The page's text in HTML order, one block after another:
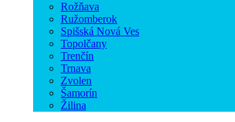
Rožňava
Ružomberok
Spišská Nová Ves
Topolčany
Trenčín
Trnava
Zvolen
Šamorín
Žilina